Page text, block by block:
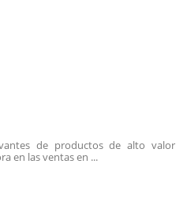
de productos de alto valor
en las ventas en ...